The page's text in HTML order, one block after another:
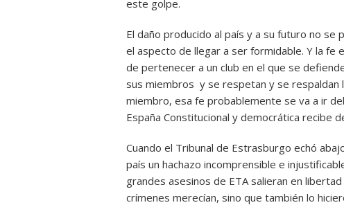
este golpe.
El daño producido al país y a su futuro no
el aspecto de llegar a ser formidable. Y la fe
de pertenecer a un club en el que se
sus miembros y se respetan y se respaldan
miembro, esa fe probablemente se va a ir
España Constitucional y democrática recibe
Cuando el Tribunal de Estrasburgo echó
país un hachazo incomprensible e
grandes asesinos de ETA salieran en
crímenes merecían, sino que también lo